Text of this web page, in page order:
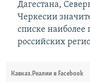
Дагестана,
Черкесии
списке
российских
Кавказ.Реалии в Facebook